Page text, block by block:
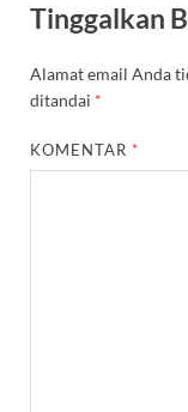
Tinggalkan
Alamat email Anda
ditandai *
KOMENTAR *